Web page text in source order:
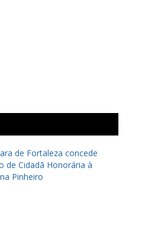
de Fortaleza concede
de Cidadã Honorária à
Pinheiro